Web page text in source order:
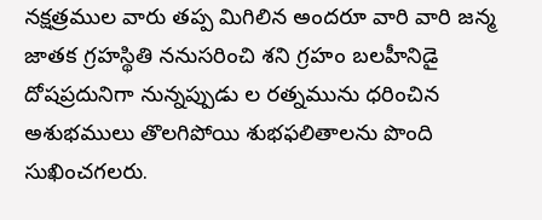
నక్షత్రముల వారు తప్ప మిగిలిన అందరూ వారి వారి జన్మ
జాతక గ్రహస్థితి ననుసరించి శని గ్రహం బలహీనిడై
దోషప్రదునిగా నున్నప్పుడు నీల రత్నమును ధరించిన
అశుభములు తొలగిపోయి శుభఫలితాలను పొంది
సుఖించగలరు.